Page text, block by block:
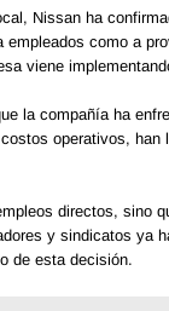
Nissan ha
como a
viene
la compañía ha
operativos, han
directos, sino
y sindicatos ya
de esta decisión.